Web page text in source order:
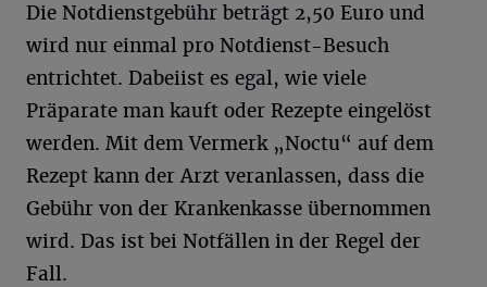
Die Notdienstgebühr beträgt 2,50 Euro und
wird nur einmal pro Notdienst-Besuch
entrichtet. Dabeiist es egal, wie viele
Präparate man kauft oder Rezepte eingelöst
werden. Mit dem Vermerk „Noctu“ auf dem
Rezept kann der Arzt veranlassen, dass die
Gebühr von der Krankenkasse übernommen
wird. Das ist bei Notfällen in der Regel der
Fall.